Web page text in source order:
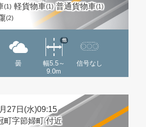
(1) 軽貨物車(1) 普通貨物車(1)
(2)
曇
幅5.5～
9.0m
他
信号なし
27日(水)09:15
町字節婦町 付近